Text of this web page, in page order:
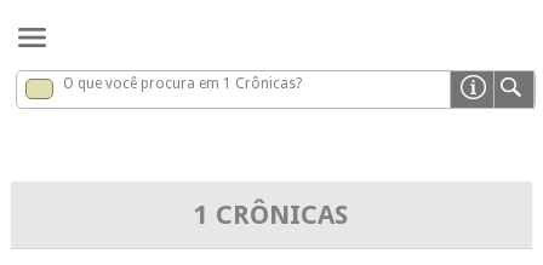
1 Crônicas x
O que você procura em 1 Crônicas?
1 CRÔNICAS